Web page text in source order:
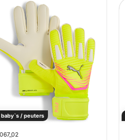
baby`s / peuters